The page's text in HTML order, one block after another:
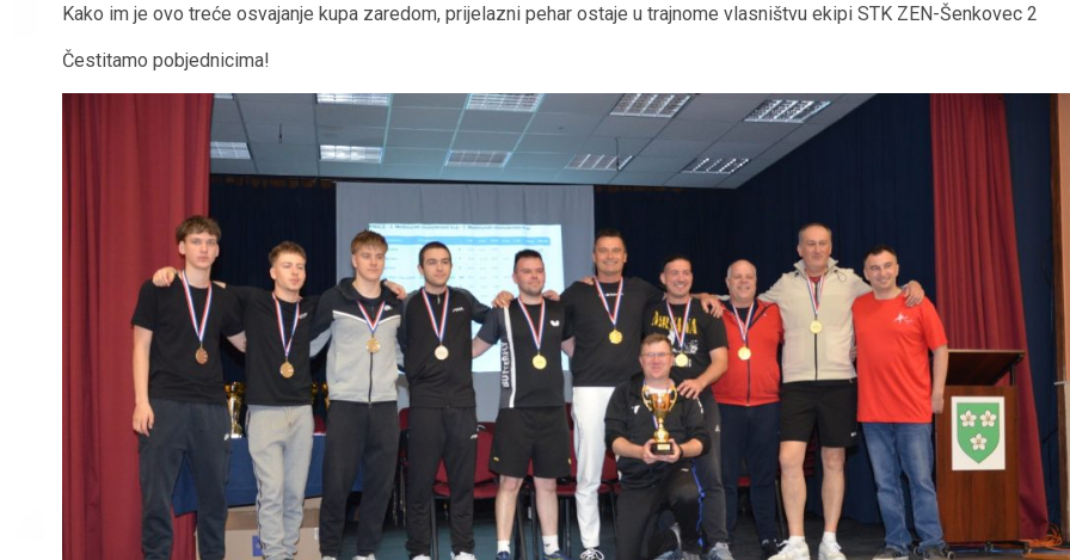
Kako im je ovo treće osvajanje kupa zaredom, prijelazni pehar ostaje u trajnome vlasništvu ekipi STK ZEN-Šenkovec 2
Čestitamo pobjednicima!